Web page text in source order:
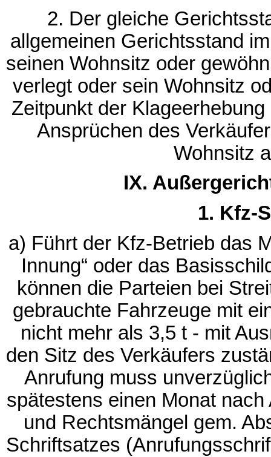
2. Der gleiche
allgemeinen Gerichtsstand
seinen Wohnsitz oder
verlegt oder sein Wohnsitz
Zeitpunkt der
Ansprüchen des
Wohnsitz
IX.
1. Kfz-
a) Führt der Kfz-Betrieb das
Innung“ oder das
können die Parteien bei
gebrauchte Fahrzeuge mit
nicht mehr als 3,5 t - mit
den Sitz des Verkäufers
Anrufung muss
spätestens einen Monat
und Rechtsmängel gem.
Schriftsatzes